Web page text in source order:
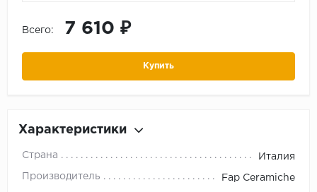
Всего: 7 610 ₽
Купить
Характеристики
Страна Италия
Производитель Fap Ceramiche